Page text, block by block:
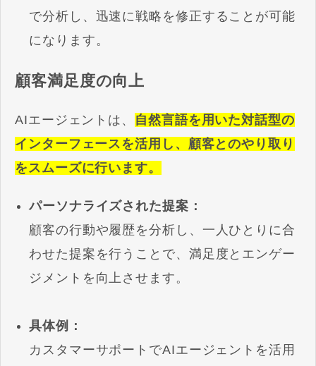
で分析し、迅速に戦略を修正することが可能
になります。
顧客満足度の向上
AIエージェントは、 自然言語を用いた対話型の
インターフェースを活用し、顧客とのやり取り
をスムーズに行います。
パーソナライズされた提案：
顧客の行動や履歴を分析し、一人ひとりに合
わせた提案を行うことで、満足度とエンゲー
ジメントを向上させます。
具体例：
カスタマーサポートでAIエージェントを活用